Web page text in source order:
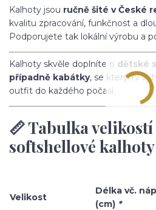
Kalhoty jsou ručně šité v České
kvalitu zpracování, funkčnost a
Podporujete tak lokální výrobu a
Kalhoty skvěle doplníte o dětské
případně kabátky, se kterými
outfit do každého počasí.
📏 Tabulka velikostí
softshellové
Velikost
Délka vč.
(cm) *